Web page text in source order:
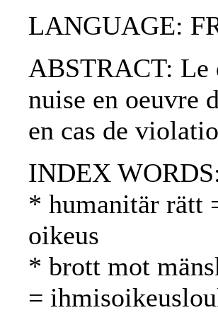
LANGUAGE:
ABSTRACT: Le
nuise en oeuvre
en cas de
INDEX
* humanitär rätt
oikeus
* brott mot
=